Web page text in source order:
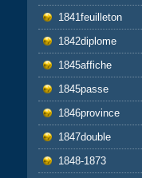
1841feuilleton
1842diplome
1845affiche
1845passe
1846province
1847double
1848-1873